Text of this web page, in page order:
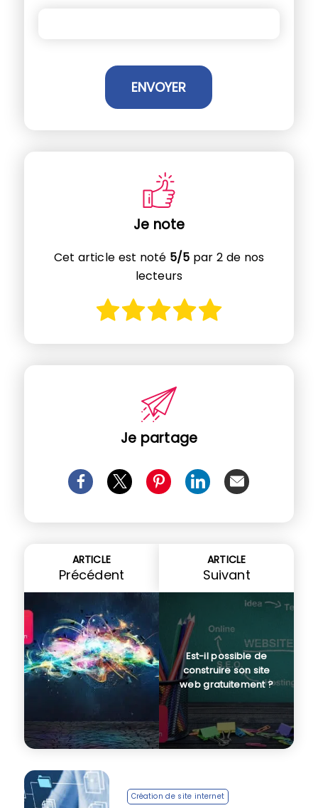
Je note
Cet article est noté 5/5 par 2 de nos
lecteurs
Je partage
ARTICLE
Précédent
ARTICLE
Suivant
Est-il possible de
construire son site
web gratuitement ?
Création de site internet